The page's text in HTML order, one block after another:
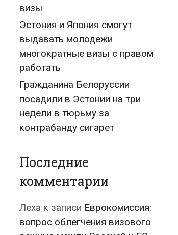
визы
Эстония и Япония смогут
выдавать молодежи
многократные визы с правом
работать
Гражданина Белоруссии
посадили в Эстонии на три
недели в тюрьму за
контрабанду сигарет
Последние
комментарии
Леха к записи Еврокомиссия:
вопрос облегчения визового